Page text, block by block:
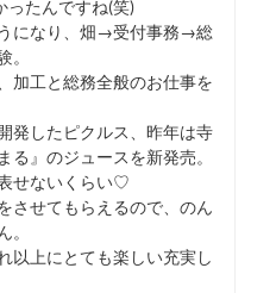
たんですね(笑)
になり、畑→受付事務→総
加工と総務全般のお仕事を
発したピクルス、昨年は寺
』のジュースを新発売。
せないくらい♡
させてもらえるので、のん
以上にとても楽しい充実し